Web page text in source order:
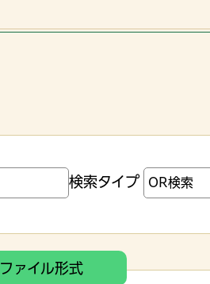
検索タイプ
ファイル形式